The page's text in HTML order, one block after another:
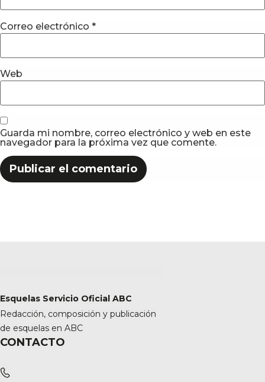
Correo electrónico *
Web
Guarda mi nombre, correo electrónico y web en este
navegador para la próxima vez que comente.
Esquelas Servicio Oficial ABC
Redacción, composición y publicación
de esquelas en ABC
CONTACTO